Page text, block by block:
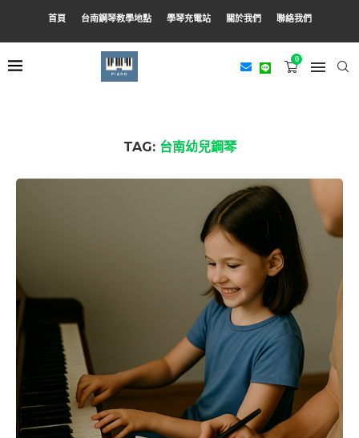
首頁 台南鋼琴教學地點 學琴充電站 關於我們 聯絡我們
0
TAG: 台南幼兒鋼琴